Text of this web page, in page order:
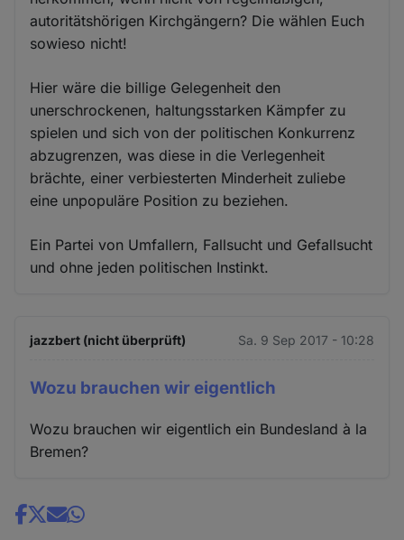
autoritätshörigen Kirchgängern? Die wählen Euch
sowieso nicht!
Hier wäre die billige Gelegenheit den
unerschrockenen, haltungsstarken Kämpfer zu
spielen und sich von der politischen Konkurrenz
abzugrenzen, was diese in die Verlegenheit
brächte, einer verbiesterten Minderheit zuliebe
eine unpopuläre Position zu beziehen.
Ein Partei von Umfallern, Fallsucht und Gefallsucht
und ohne jeden politischen Instinkt.
jazzbert (nicht überprüft) Sa. 9 Sep 2017 - 10:28
Wozu brauchen wir eigentlich
Wozu brauchen wir eigentlich ein Bundesland à la
Bremen?
Share